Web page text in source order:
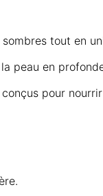
tout en
peau en
pour